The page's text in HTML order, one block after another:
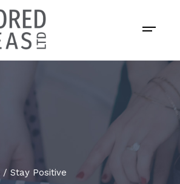
Stay Positive